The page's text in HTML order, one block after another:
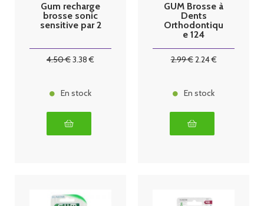
Gum recharge
brosse sonic
sensitive par 2
4.50€3.38 €
En stock
GUM Brosse à
Dents
Orthodontiqu
e 124
2.99€2.24€
En stock